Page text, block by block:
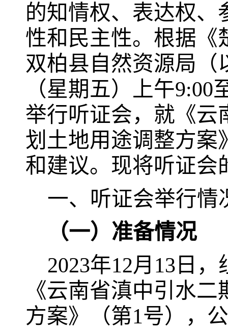
的知情权、表达权、
性和民主性。根据《
双柏县自然资源局（
（星期五）上午9:00
举行听证会，就《云
划土地用途调整方案
和建议。现将听证会
一、听证会举行情
（一）准备情况
2023年12月 13 日
《云南省滇中引水
方案》
（第1号）
，